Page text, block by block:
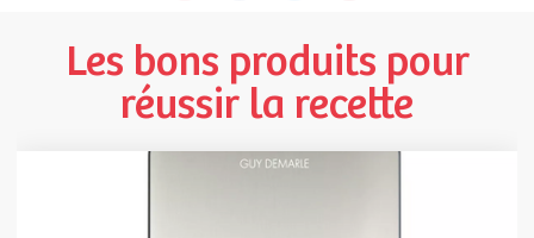
Les bons produits pour
réussir la recette